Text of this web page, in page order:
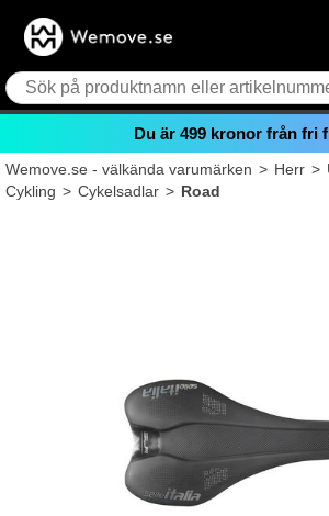
Du är 499 kronor från fri
Wemove.se - välkända varumärken>Herr>
Cykling>Cykelsadlar>Road